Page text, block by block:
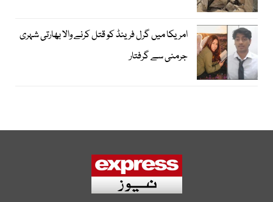
امریکا میں گرل فرینڈ کو قتل کرنے والا بھارتی شہری
جرمنی سے گرفتار